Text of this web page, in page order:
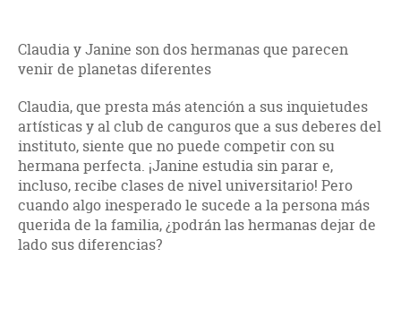
Claudia y Janine son dos hermanas que parecen
venir de planetas diferentes
Claudia, que presta más atención a sus inquietudes
artísticas y al club de canguros que a sus deberes del
instituto, siente que no puede competir con su
hermana perfecta. ¡Janine estudia sin parar e,
incluso, recibe clases de nivel universitario! Pero
cuando algo inesperado le sucede a la persona más
querida de la familia, ¿podrán las hermanas dejar de
lado sus diferencias?